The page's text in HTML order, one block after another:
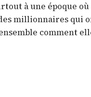
à une époque où
millionnaires qui
comment